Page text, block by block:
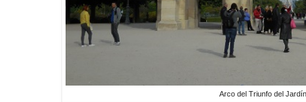
Arco del Triunfo del